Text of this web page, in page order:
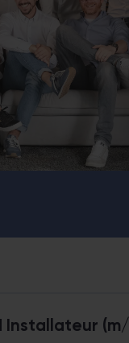
Installateur
ressourcenschonenden
– sauber,